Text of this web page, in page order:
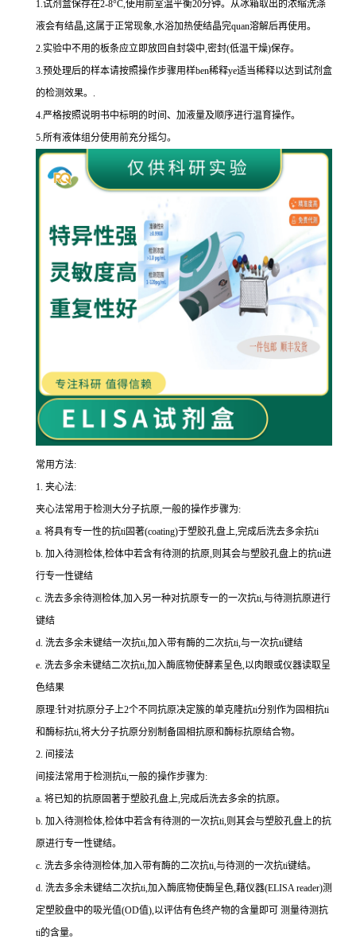
1.试剂盒保存在2-8°C,使用前室温平衡20分钟。从冰箱取出的浓缩洗涤
液会有结晶,这属于正常现象,水浴加热使结晶完quan溶解后再使用。
2.实验中不用的板条应立即放回自封袋中,密封(低温干燥)保存。
3.预处理后的样本请按照操作步骤用样ben稀释ye适当稀释以达到试剂盒
的检测效果。 .
4.严格按照说明书中标明的时间、加液量及顺序进行温育操作。
5.所有液体组分使用前充分摇匀。
常用方法:
1. 夹心法:
夹心法常用于检测大分子抗原,一般的操作步骤为:
a. 将具有专一性的抗ti固著(coating)于塑胶孔盘上,完成后洗去多余抗ti
b. 加入待测检体,检体中若含有待测的抗原,则其会与塑胶孔盘上的抗ti进
行专一性键结
c. 洗去多余待测检体,加入另一种对抗原专一的一次抗ti,与待测抗原进行
键结
d. 洗去多余未键结一次抗ti,加入带有酶的二次抗ti,与一次抗ti键结
e. 洗去多余未键结二次抗ti,加入酶底物使酵素呈色,以肉眼或仪器读取呈
色结果
原理:针对抗原分子上2个不同抗原决定簇的单克隆抗ti分别作为固相抗ti
和酶标抗ti,将大分子抗原分别制备固相抗原和酶标抗原结合物。
2. 间接法
间接法常用于检测抗ti,一般的操作步骤为:
a. 将已知的抗原固著于塑胶孔盘上,完成后洗去多余的抗原。
b. 加入待测检体,检体中若含有待测的一次抗ti,则其会与塑胶孔盘上的抗
原进行专一性键结。
c. 洗去多余待测检体,加入带有酶的二次抗ti,与待测的一次抗ti键结。
d. 洗去多余未键结二次抗ti,加入酶底物使酶呈色,藉仪器(ELISA reader)测
定塑胶盘中的吸光值(OD值),以评估有色终产物的含量即可 测量待测抗
ti的含量。